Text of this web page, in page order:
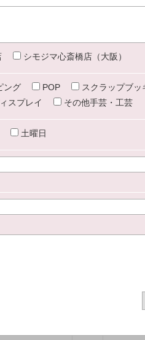
シモジマ心斎橋店（大阪）
ング POP
スクラップブッ
スプレイ その他手芸・工芸
土曜日